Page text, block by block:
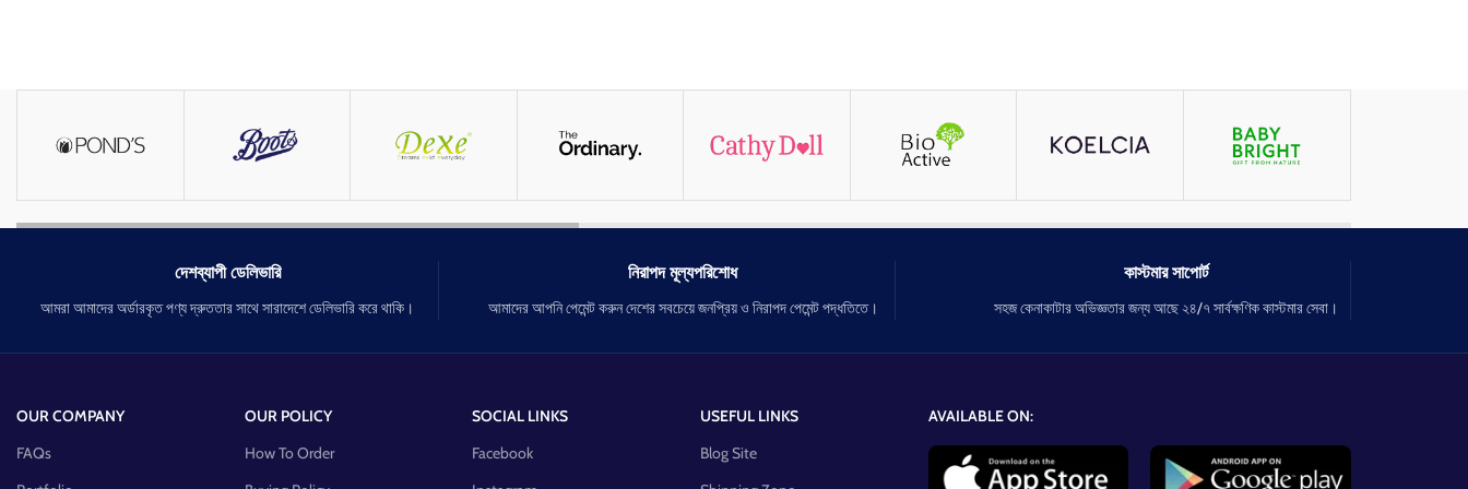
দেশব্যাপী ডেলিভারি
আমরা আমাদের অর্ডারকৃত পণ্য দ্রুততার সাথে সারাদেশে ডেলিভারি করে থাকি।
নিরাপদ মূল্যপরিশোধ
আমাদের আপনি পেমেন্ট করুন দেশের সবচেয়ে জনপ্রিয় ও নিরাপদ পেমেন্ট পদ্ধতিতে।
কাস্টমার সাপোর্ট
সহজ কেনাকাটার অভিজ্ঞতার জন্য আছে ২৪/৭ সার্বক্ষণিক কাস্টমার সেবা।
OUR COMPANY
FAQs
OUR POLICY
How To Order
SOCIAL LINKS
Facebook
USEFUL LINKS
Blog Site
AVAILABLE ON: